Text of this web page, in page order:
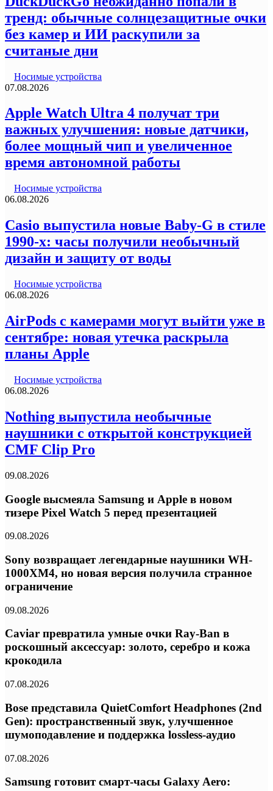
тренд: обычные солнцезащитные очки
без камер и ИИ раскупили за
считаные дни
Носимые устройства
07.08.2026
Apple Watch Ultra 4 получат три
важных улучшения: новые датчики,
более мощный чип и увеличенное
время автономной работы
Носимые устройства
06.08.2026
Casio выпустила новые Baby-G в стиле
1990-х: часы получили необычный
дизайн и защиту от воды
Носимые устройства
06.08.2026
AirPods с камерами могут выйти уже в
сентябре: новая утечка раскрыла
планы Apple
Носимые устройства
06.08.2026
Nothing выпустила необычные
наушники с открытой конструкцией
CMF Clip Pro
09.08.2026
Google высмеяла Samsung и Apple в новом
тизере Pixel Watch 5 перед презентацией
09.08.2026
Sony возвращает легендарные наушники WH-
1000XM4, но новая версия получила странное
ограничение
09.08.2026
Caviar превратила умные очки Ray-Ban в
роскошный аксессуар: золото, серебро и кожа
крокодила
07.08.2026
Bose представила QuietComfort Headphones (2nd
Gen): пространственный звук, улучшенное
шумоподавление и поддержка lossless-аудио
07.08.2026
Samsung готовит смарт-часы Galaxy Aero: